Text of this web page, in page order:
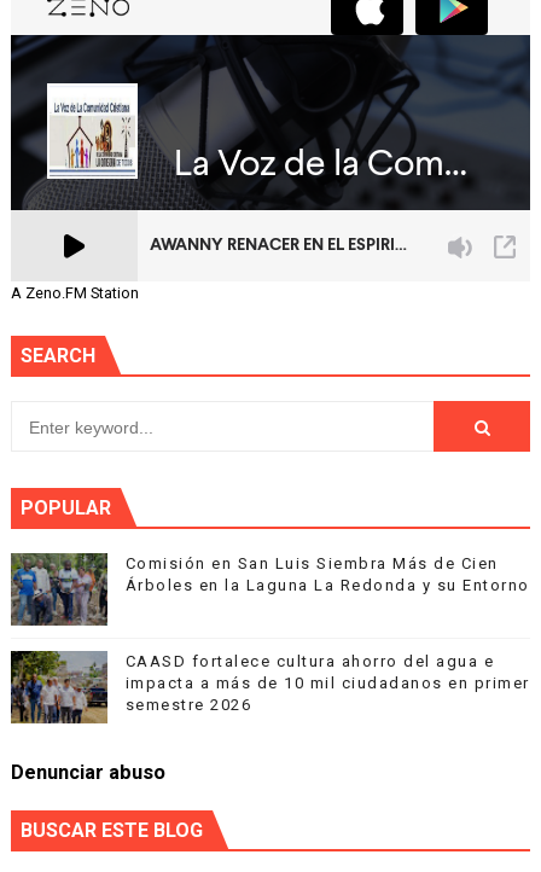
A Zeno.FM Station
SEARCH
POPULAR
Comisión en San Luis Siembra Más de Cien
Árboles en la Laguna La Redonda y su Entorno
CAASD fortalece cultura ahorro del agua e
impacta a más de 10 mil ciudadanos en primer
semestre 2026
Denunciar abuso
BUSCAR ESTE BLOG